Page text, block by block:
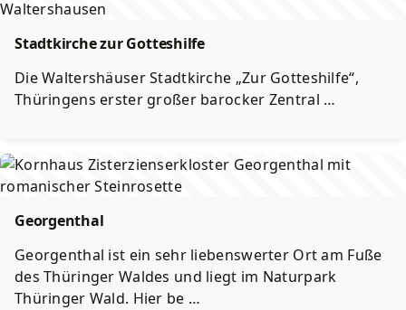
Stadtkirche zur Gotteshilfe
Die Waltershäuser Stadtkirche „Zur Gotteshilfe“,
Thüringens erster großer barocker Zentral …
Georgenthal
Georgenthal ist ein sehr liebenswerter Ort am Fuße
des Thüringer Waldes und liegt im Naturpark
Thüringer Wald. Hier be …